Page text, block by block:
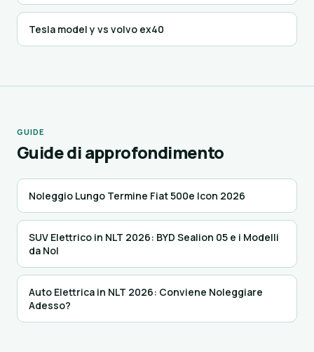
Tesla model y vs volvo ex40
GUIDE
Guide di approfondimento
Noleggio Lungo Termine Fiat 500e Icon 2026
SUV Elettrico in NLT 2026: BYD Sealion 05 e i Modelli
da Nol
Auto Elettrica in NLT 2026: Conviene Noleggiare
Adesso?